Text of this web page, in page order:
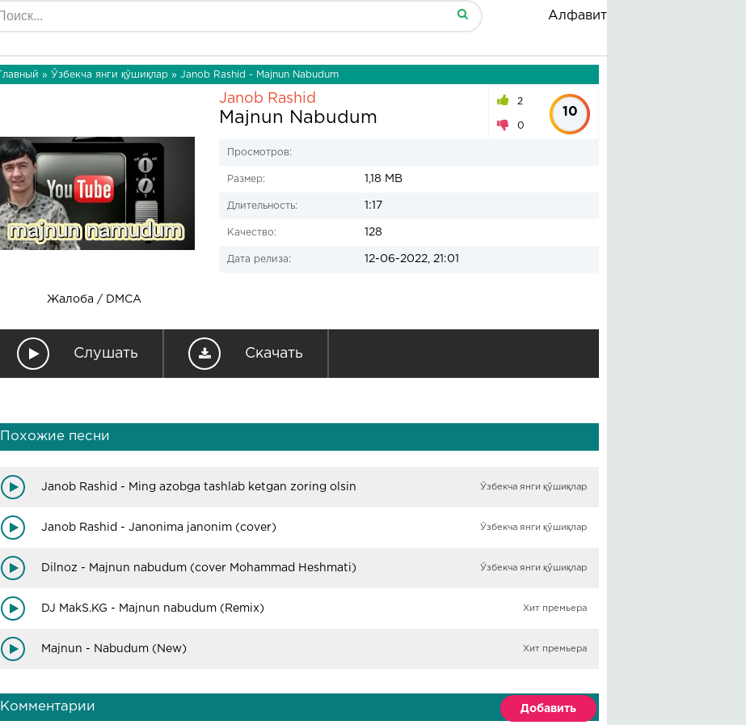
Алфавит
Главный » Ўзбекча янги қўшиқлар » Janob Rashid - Majnun Nabudum
Жалоба / DMCA
Janob Rashid
Majnun Nabudum
2
0
10
Просмотров:
Размер: 1,18 MB
Длительность: 1:17
Качество: 128
Дата релиза: 12-06-2022, 21:01
Слушать Скачать
Похожие песни
Janob Rashid - Ming azobga tashlab ketgan zoring olsin Ўзбекча янги қўшиқлар
Janob Rashid - Janonima janonim (cover) Ўзбекча янги қўшиқлар
Dilnoz - Majnun nabudum (cover Mohammad Heshmati) Ўзбекча янги қўшиқлар
DJ MakS.KG - Majnun nabudum (Remix) Хит премьера
Majnun - Nabudum (New) Хит премьера
Комментарии Добавить